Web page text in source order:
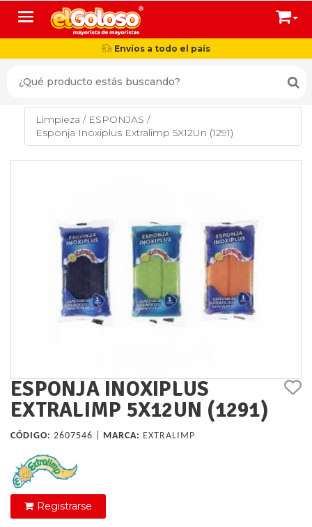
Toggle navigation
Envíos a todo el país
Limpieza / ESPONJAS /
Esponja Inoxiplus Extralimp 5X12Un (1291)
ESPONJA INOXIPLUS
EXTRALIMP 5X12UN (1291)
CÓDIGO: 2607546 | MARCA: EXTRALIMP
Registrarse